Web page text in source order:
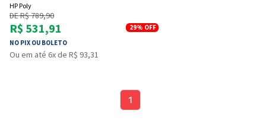
Entrega Flash
Cartão de crédito
Pagamento via Pix
Retire na Loja
HP Poly
DE R$ 789,90
R$ 531,91
NO PIX OU BOLETO
29% OFF
Ou em até 6x de R$ 93,31
1